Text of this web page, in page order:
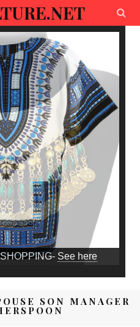
See here
SON MANAGER